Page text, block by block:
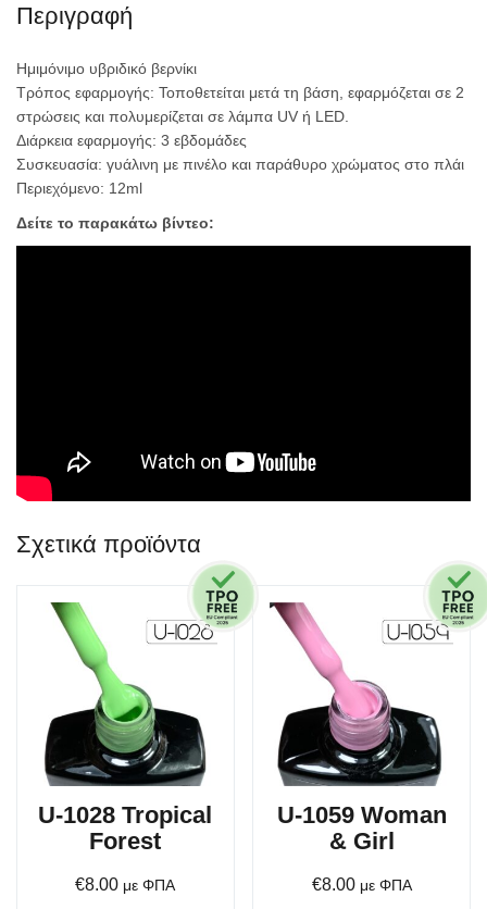
Περιγραφή
Ημιμόνιμο υβριδικό βερνίκι
Τρόπος εφαρμογής: Τοποθετείται μετά τη βάση, εφαρμόζεται σε 2
στρώσεις και πολυμερίζεται σε λάμπα UV ή LED.
Διάρκεια εφαρμογής: 3 εβδομάδες
Συσκευασία: γυάλινη με πινέλο και παράθυρο χρώματος στο πλάι
Περιεχόμενο: 12ml
Δείτε το παρακάτω βίντεο:
Σχετικά προϊόντα
U-1028 Tropical
Forest
€8.00 με ΦΠΑ
U-1059 Woman
& Girl
€8.00 με ΦΠΑ